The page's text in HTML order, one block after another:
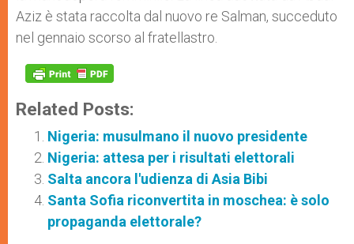
Aziz è stata raccolta dal nuovo re Salman, succeduto
nel gennaio scorso al fratellastro.
Related Posts:
Nigeria: musulmano il nuovo presidente
Nigeria: attesa per i risultati elettorali
Salta ancora l'udienza di Asia Bibi
Santa Sofia riconvertita in moschea: è solo
propaganda elettorale?